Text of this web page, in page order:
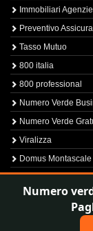
Immobiliari Agenzie
Preventivo
Tasso Mutuo
800 italia
800 professional
Numero Verde
Numero Verde
Viralizza
Domus Montascale
Sprint800
Verfica Numero
Numero